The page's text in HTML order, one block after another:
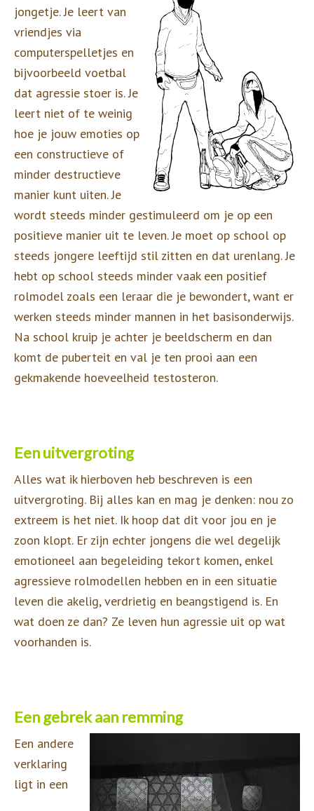
jongetje. Je leert van
vriendjes via
computerspelletjes en
bijvoorbeeld voetbal
dat agressie stoer is. Je
leert niet of te weinig
hoe je jouw emoties op
een constructieve of
minder destructieve
manier kunt uiten. Je
wordt steeds minder gestimuleerd om je op een
positieve manier uit te leven. Je moet op school op
steeds jongere leeftijd stil zitten en dat urenlang. Je
hebt op school steeds minder vaak een positief
rolmodel zoals een leraar die je bewondert, want er
werken steeds minder mannen in het basisonderwijs.
Na school kruip je achter je beeldscherm en dan
komt de puberteit en val je ten prooi aan een
gekmakende hoeveelheid testosteron.
Een uitvergroting
Alles wat ik hierboven heb beschreven is een
uitvergroting. Bij alles kan en mag je denken: nou zo
extreem is het niet. Ik hoop dat dit voor jou en je
zoon klopt. Er zijn echter jongens die wel degelijk
emotioneel aan begeleiding tekort komen, enkel
agressieve rolmodellen hebben en in een situatie
leven die akelig, verdrietig en beangstigend is. En
wat doen ze dan? Ze leven hun agressie uit op wat
voorhanden is.
Een gebrek aan remming
Een andere
verklaring
ligt in een